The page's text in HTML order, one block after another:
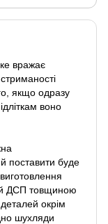
вражає
якщо одразу
воно
поставити буде
ДСП товщиною
окрім
шухляди